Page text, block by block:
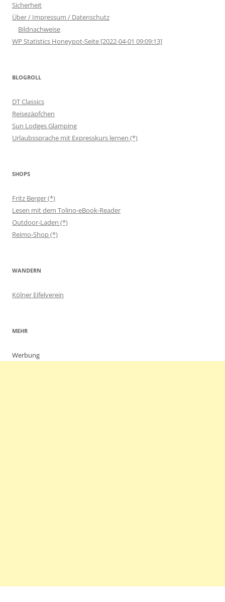
Sicherheit
Über / Impressum / Datenschutz
Bildnachweise
WP Statistics Honeypot-Seite [2022-04-01 09:09:13]
BLOGROLL
DT Classics
Reisezäpfchen
Sun Lodges Glamping
Urlaubssprache mit Expresskurs lernen (*)
SHOPS
Fritz Berger (*)
Lesen mit dem Tolino-eBook-Reader
Outdoor-Laden (*)
Reimo-Shop (*)
WANDERN
Kölner Eifelverein
MEHR
Werbung